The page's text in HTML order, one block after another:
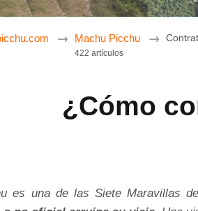
Machu Picchu
422 artículos
¿Cómo
es una de las Siete Maravillas